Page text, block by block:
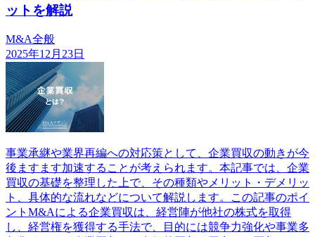
ットを解説
M&A全般
2025年12月23日
事業承継や業界再編への対応策として、企業買収の動きが今
後ますます加速することが考えられます。本記事では、企業
買収の基礎を整理した上で、その種類やメリット・デメリッ
ト、具体的な流れなどについて解説します。この記事のポイ
ントM&Aによる企業買収は、経営陣が他社の株式を取得
し、経営権を獲得する手法で、目的には競争力強化や事業多